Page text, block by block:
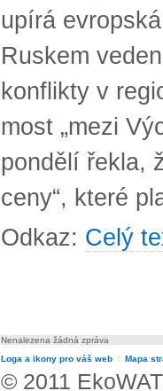
upírá
Ruskem
konflikty v
most „mezi
pondělí řekla,
ceny“, které
Odkaz: Celý
Nenalezena žádná zpráva
Loga a ikony pro váš web l Mapa
© 2011